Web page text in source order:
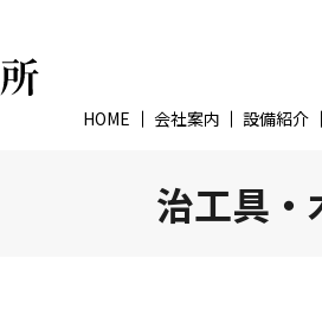
HOME 会社案内 設備紹介
治工具・